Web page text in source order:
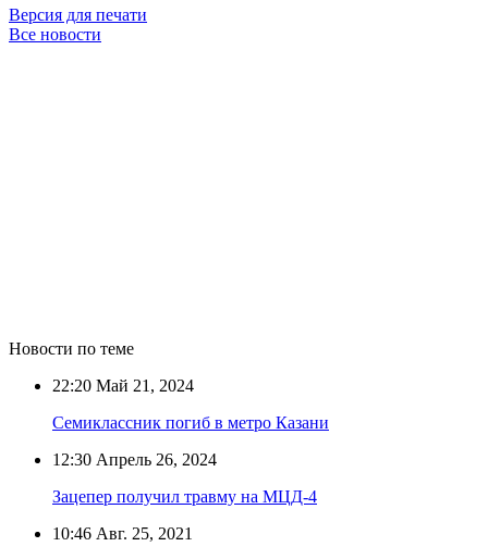
Версия для печати
Все новости
Новости по теме
22:20 Май 21, 2024
Семиклассник погиб в метро Казани
12:30 Апрель 26, 2024
Зацепер получил травму на МЦД-4
10:46 Авг. 25, 2021